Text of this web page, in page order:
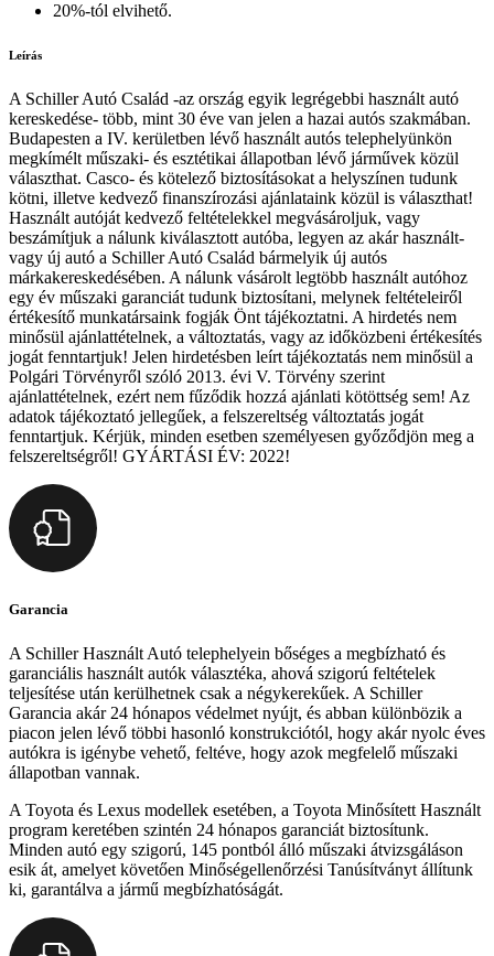
20%-tól elvihető.
Leírás
A Schiller Autó Család -az ország egyik legrégebbi használt autó
kereskedése- több, mint 30 éve van jelen a hazai autós szakmában.
Budapesten a IV. kerületben lévő használt autós telephelyünkön
megkímélt műszaki- és esztétikai állapotban lévő járművek közül
választhat. Casco- és kötelező biztosításokat a helyszínen tudunk
kötni, illetve kedvező finanszírozási ajánlataink közül is választhat!
Használt autóját kedvező feltételekkel megvásároljuk, vagy
beszámítjuk a nálunk kiválasztott autóba, legyen az akár használt-
vagy új autó a Schiller Autó Család bármelyik új autós
márkakereskedésében. A nálunk vásárolt legtöbb használt autóhoz
egy év műszaki garanciát tudunk biztosítani, melynek feltételeiről
értékesítő munkatársaink fogják Önt tájékoztatni. A hirdetés nem
minősül ajánlattételnek, a változtatás, vagy az időközbeni értékesítés
jogát fenntartjuk! Jelen hirdetésben leírt tájékoztatás nem minősül a
Polgári Törvényről szóló 2013. évi V. Törvény szerint
ajánlattételnek, ezért nem fűződik hozzá ajánlati kötöttség sem! Az
adatok tájékoztató jellegűek, a felszereltség változtatás jogát
fenntartjuk. Kérjük, minden esetben személyesen győződjön meg a
felszereltségről! GYÁRTÁSI ÉV: 2022!
Garancia
A Schiller Használt Autó telephelyein bőséges a megbízható és
garanciális használt autók választéka, ahová szigorú feltételek
teljesítése után kerülhetnek csak a négykerekűek. A Schiller
Garancia akár 24 hónapos védelmet nyújt, és abban különbözik a
piacon jelen lévő többi hasonló konstrukciótól, hogy akár nyolc éves
autókra is igénybe vehető, feltéve, hogy azok megfelelő műszaki
állapotban vannak.
A Toyota és Lexus modellek esetében, a Toyota Minősített Használt
program keretében szintén 24 hónapos garanciát biztosítunk.
Minden autó egy szigorú, 145 pontból álló műszaki átvizsgáláson
esik át, amelyet követően Minőségellenőrzési Tanúsítványt állítunk
ki, garantálva a jármű megbízhatóságát.